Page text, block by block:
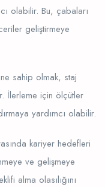
olabilir. Bu, çabaları
geliştirmeye
sahip olmak, staj
İlerleme için ölçütler
yardımcı olabilir.
kariyer hedefleri
ve gelişmeye
alma olasılığını